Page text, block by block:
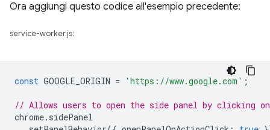
Ora aggiungi questo codice all'esempio precedente:
service-worker.js:
const GOOGLE_ORIGIN = 'https://www.google.com' ;
// Allows users to open the side panel by clicking
chrome. sidePanel